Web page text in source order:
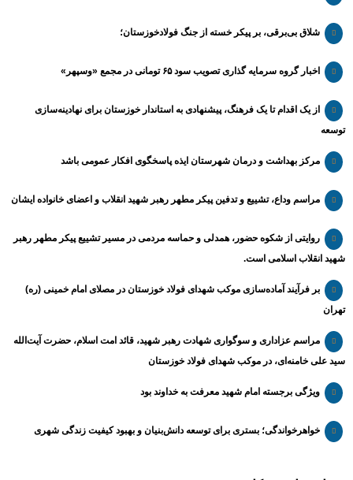
شلاق‌ بی‌برقی، بر پیکر خسته‌ از جنگ فولادخوزستان؛
اخبار گروه سرمایه گذاری تصویب سود ۶۵ تومانی در مجمع «وسپهر»
از یک اقدام تا یک فرهنگ، پیشنهادی به استاندار خوزستان برای نهادینه‌سازی
توسعه
مرکز بهداشت و درمان شهرستان ایذه پاسخگوی افکار عمومی باشد
مراسم وداع، تشییع و تدفین پیکر مطهر رهبر شهید انقلاب و اعضای خانواده ایشان
روایتی از شکوه حضور، همدلی و حماسه مردمی در مسیر تشییع پیکر مطهر رهبر
شهید انقلاب اسلامی است.
بر فرآیند آماده‌سازی موکب شهدای فولاد خوزستان در مصلای امام خمینی (ره)
تهران
مراسم عزاداری و سوگواری شهادت رهبر شهید، قائد امت اسلام، حضرت آیت‌الله
سید علی خامنه‌ای، در موکب شهدای فولاد خوزستان
ویژگی برجسته امام شهید معرفت به خداوند بود
خواهرخواندگی؛ بستری برای توسعه دانش‌بنیان و بهبود کیفیت زندگی شهری